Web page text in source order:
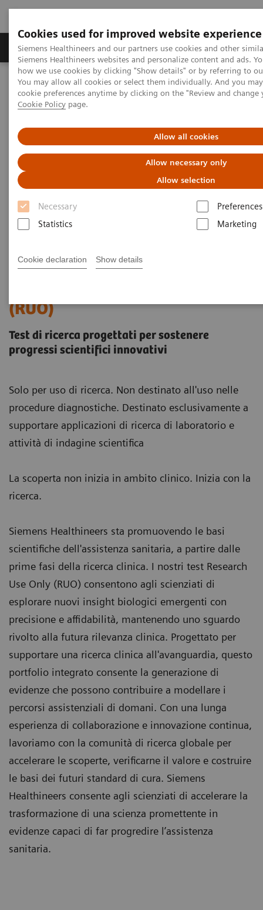
Cookies used for improved website experience
Siemens Healthineers and our partners use cookies and other
Siemens Healthineers websites and personalize content and ads.
how we use cookies by clicking "Show details" or by referring to
You may allow all cookies or select them individually. And you
cookie preferences anytime by clicking on the "Review and
Cookie Policy page.
Allow all cookies
Allow necessary only
Allow selection
Necessary
Preferences
Statistics
Marketing
Cookie declaration Show details
Soluzioni e servizi Insights La nostra
Home
Diagnostica di laboratorio
Test per gruppi di malattie e condizioni
Test ad esclusivo uso ricerca (RUO)
(RUO)
Test di ricerca progettati per sostenere
progressi scientifici innovativi
Solo per uso di ricerca. Non destinato all'uso nelle
procedure diagnostiche. Destinato esclusivamente a
supportare applicazioni di ricerca di laboratorio e
attività di indagine scientifica
La scoperta non inizia in ambito clinico. Inizia con la
ricerca.
Siemens Healthineers sta promuovendo le basi
scientifiche dell'assistenza sanitaria, a partire dalle
prime fasi della ricerca clinica. I nostri test Research
Use Only (RUO) consentono agli scienziati di
esplorare nuovi insight biologici emergenti con
precisione e affidabilità, mantenendo uno sguardo
rivolto alla futura rilevanza clinica. Progettato per
supportare una ricerca clinica all'avanguardia, questo
portfolio integrato consente la generazione di
evidenze che possono contribuire a modellare i
percorsi assistenziali di domani. Con una lunga
esperienza di collaborazione e innovazione continua,
lavoriamo con la comunità di ricerca globale per
accelerare le scoperte, verificarne il valore e costruire
le basi dei futuri standard di cura. Siemens
Healthineers consente agli scienziati di accelerare la
trasformazione di una scienza promettente in
evidenze capaci di far progredire l’assistenza
sanitaria.